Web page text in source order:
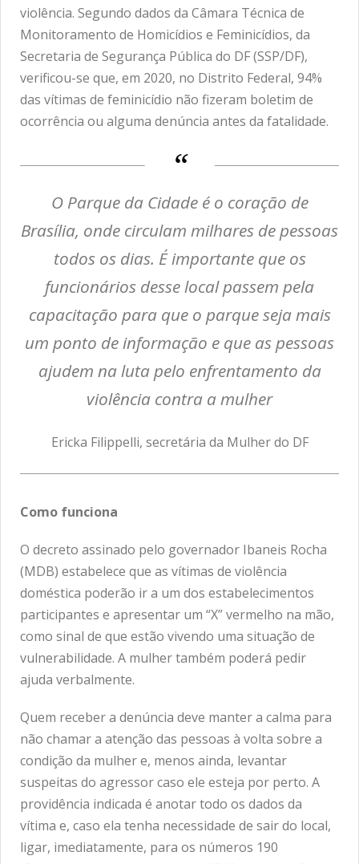
violência. Segundo dados da Câmara Técnica de
Monitoramento de Homicídios e Feminicídios, da
Secretaria de Segurança Pública do DF (SSP/DF),
verificou-se que, em 2020, no Distrito Federal, 94%
das vítimas de feminicídio não fizeram boletim de
ocorrência ou alguma denúncia antes da fatalidade.
O Parque da Cidade é o coração de
Brasília, onde circulam milhares de pessoas
todos os dias. É importante que os
funcionários desse local passem pela
capacitação para que o parque seja mais
um ponto de informação e que as pessoas
ajudem na luta pelo enfrentamento da
violência contra a mulher
Ericka Filippelli, secretária da Mulher do DF
Como funciona
O decreto assinado pelo governador Ibaneis Rocha
(MDB) estabelece que as vítimas de violência
doméstica poderão ir a um dos estabelecimentos
participantes e apresentar um “X” vermelho na mão,
como sinal de que estão vivendo uma situação de
vulnerabilidade. A mulher também poderá pedir
ajuda verbalmente.
Quem receber a denúncia deve manter a calma para
não chamar a atenção das pessoas à volta sobre a
condição da mulher e, menos ainda, levantar
suspeitas do agressor caso ele esteja por perto. A
providência indicada é anotar todo os dados da
vítima e, caso ela tenha necessidade de sair do local,
ligar, imediatamente, para os números 190